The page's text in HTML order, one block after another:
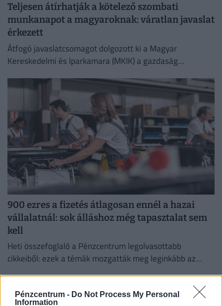
Pénzcentrum - Do Not Process My Personal
Information
Teljesen átírhatják a kötelező szombati
munkanapot a magyaroknak: váratlan javaslat
érkezett
Átfogó javaslatcsomagot dolgozott ki a Magyar
Kereskedelmi és Iparkamara (MKIK) a gazdaság
kezelése érdekében.
900 ezres a fizetés átlagosan ennél a hazai
vállalatnál: sok álláshoz még tapasztalat sem
kell
Heti összefoglaló a Pénzcentrum legolvasottabb
cikkeiből: ezek a témák mozgatták meg leginkább az